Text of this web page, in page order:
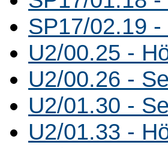
SP17/02.19
U2/00.25 -
U2/00.26 -
U2/01.30 -
U2/01.33 -